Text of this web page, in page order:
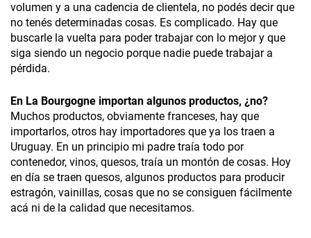
volumen y a una cadencia de clientela, no podés decir que
no tenés determinadas cosas. Es complicado. Hay que
buscarle la vuelta para poder trabajar con lo mejor y que
siga siendo un negocio porque nadie puede trabajar a
pérdida.
En La Bourgogne importan algunos productos, ¿no?
Muchos productos, obviamente franceses, hay que
importarlos, otros hay importadores que ya los traen a
Uruguay. En un principio mi padre traía todo por
contenedor, vinos, quesos, traía un montón de cosas. Hoy
en día se traen quesos, algunos productos para producir
estragón, vainillas, cosas que no se consiguen fácilmente
acá ni de la calidad que necesitamos.